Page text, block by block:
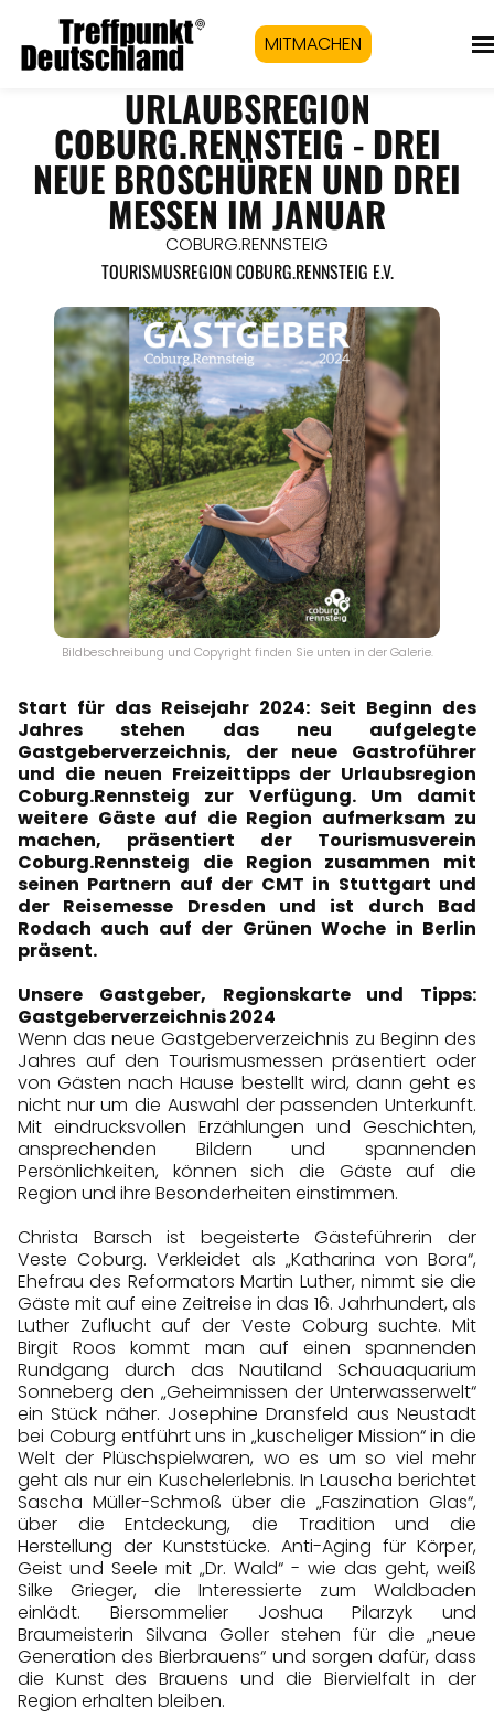
MITMACHEN
URLAUBSREGION
COBURG.RENNSTEIG - DREI
NEUE BROSCHÜREN UND DREI
MESSEN IM JANUAR
COBURG.RENNSTEIG
TOURISMUSREGION COBURG.RENNSTEIG E.V.
Bildbeschreibung und Copyright finden Sie unten in der Galerie.
Start für das Reisejahr 2024: Seit Beginn des
Jahres stehen das neu aufgelegte
Gastgeberverzeichnis, der neue Gastroführer
und die neuen Freizeittipps der Urlaubsregion
Coburg.Rennsteig zur Verfügung. Um damit
weitere Gäste auf die Region aufmerksam zu
machen, präsentiert der Tourismusverein
Coburg.Rennsteig die Region zusammen mit
seinen Partnern auf der CMT in Stuttgart und
der Reisemesse Dresden und ist durch Bad
Rodach auch auf der Grünen Woche in Berlin
präsent.
Unsere Gastgeber, Regionskarte und Tipps:
Gastgeberverzeichnis 2024
Wenn das neue Gastgeberverzeichnis zu Beginn des
Jahres auf den Tourismusmessen präsentiert oder
von Gästen nach Hause bestellt wird, dann geht es
nicht nur um die Auswahl der passenden Unterkunft.
Mit eindrucksvollen Erzählungen und Geschichten,
ansprechenden Bildern und spannenden
Persönlichkeiten, können sich die Gäste auf die
Region und ihre Besonderheiten einstimmen.
Christa Barsch ist begeisterte Gästeführerin der
Veste Coburg. Verkleidet als „Katharina von Bora“,
Ehefrau des Reformators Martin Luther, nimmt sie die
Gäste mit auf eine Zeitreise in das 16. Jahrhundert, als
Luther Zuflucht auf der Veste Coburg suchte. Mit
Birgit Roos kommt man auf einen spannenden
Rundgang durch das Nautiland Schauaquarium
Sonneberg den „Geheimnissen der Unterwasserwelt“
ein Stück näher. Josephine Dransfeld aus Neustadt
bei Coburg entführt uns in „kuscheliger Mission“ in die
Welt der Plüschspielwaren, wo es um so viel mehr
geht als nur ein Kuschelerlebnis. In Lauscha berichtet
Sascha Müller-Schmoß über die „Faszination Glas“,
über die Entdeckung, die Tradition und die
Herstellung der Kunststücke. Anti-Aging für Körper,
Geist und Seele mit „Dr. Wald“ - wie das geht, weiß
Silke Grieger, die Interessierte zum Waldbaden
einlädt. Biersommelier Joshua Pilarzyk und
Braumeisterin Silvana Goller stehen für die „neue
Generation des Bierbrauens“ und sorgen dafür, dass
die Kunst des Brauens und die Biervielfalt in der
Region erhalten bleiben.